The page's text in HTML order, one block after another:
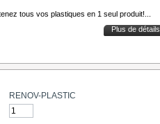
tous vos plastiques en 1 seul produit!...
Plus de détails
RENOV-PLASTIC